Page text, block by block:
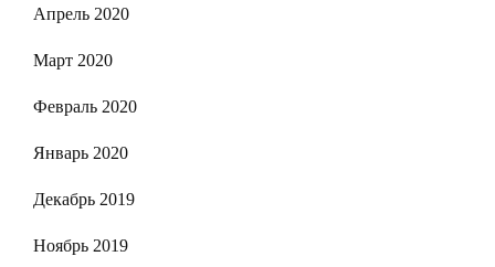
Апрель 2020
Март 2020
Февраль 2020
Январь 2020
Декабрь 2019
Ноябрь 2019